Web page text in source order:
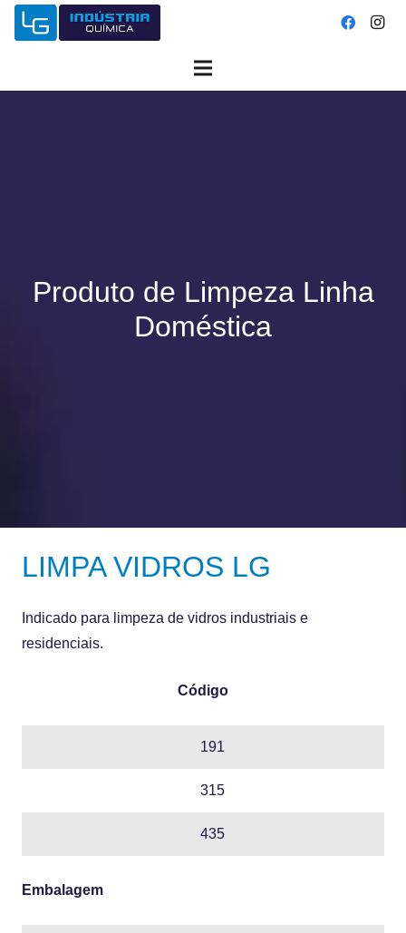
Produto de Limpeza Linha
Doméstica
LIMPA VIDROS LG
Indicado para limpeza de vidros industriais e
residenciais.
Código
191
315
435
Embalagem